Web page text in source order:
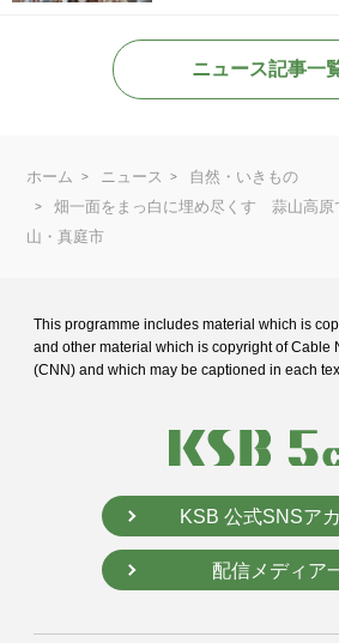
ニュース記事一
ホーム ニュース
自然・いきもの
畑一面をまっ白に埋め尽くす 蒜山高
山・真庭市
This programme includes material which is
and other material which is copyright of Cable
(CNN) and which may be captioned in each
KSB 公式SNSア
配信メディア